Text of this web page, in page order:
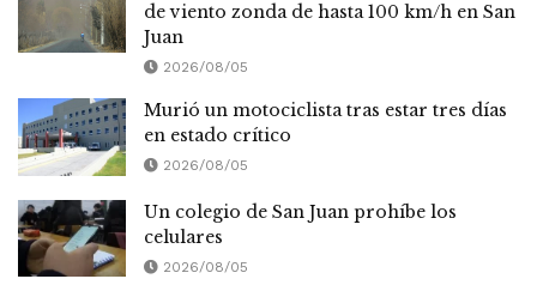
de viento zonda de hasta 100 km/h en San
Juan
2026/08/05
Murió un motociclista tras estar tres días
en estado crítico
2026/08/05
Un colegio de San Juan prohíbe los
celulares
2026/08/05